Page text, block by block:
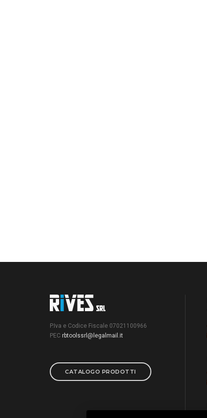
P.Iva e Codice Fiscale 07021100966
PEC rbtoolssrl@legalmail.it
CATALOGO PRODOTTI